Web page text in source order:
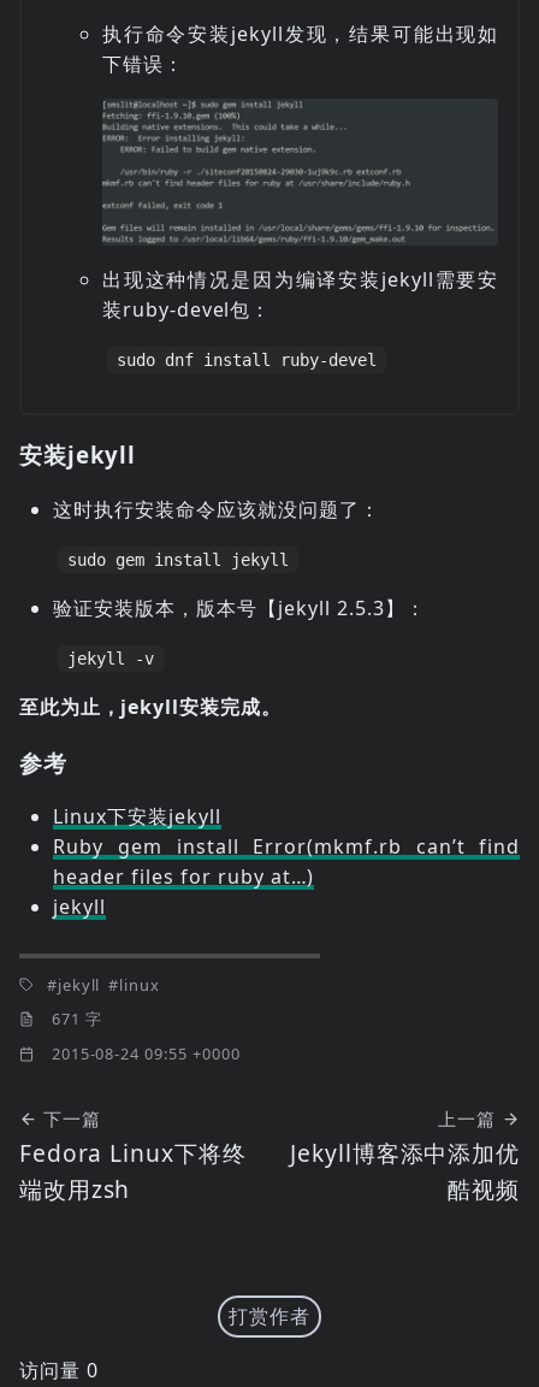
执行命令安装jekyll发现，结果可能出现如
下错误：
出现这种情况是因为编译安装jekyll需要安
装ruby-devel包：
sudo dnf install ruby-devel
安装jekyll
这时执行安装命令应该就没问题了：
sudo gem install jekyll
验证安装版本，版本号【jekyll 2.5.3】：
jekyll -v
至此为止，jekyll安装完成。
参考
Linux下安装jekyll
Ruby gem install Error(mkmf.rb can’t find
header files for ruby at…)
jekyll
jekyll
linux
671 字
2015-08-24 09:55 +0000
下一篇
Fedora Linux下将终
端改用zsh
上一篇
Jekyll博客添中添加优
酷视频
打赏作者
访问量 0